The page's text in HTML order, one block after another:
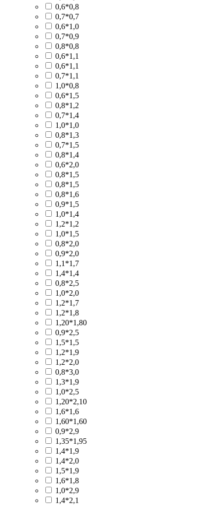
0,6*0,8
0,7*0,7
0,6*1,0
0,7*0,9
0,8*0,8
0,6*1,1
0,6*1,1
0,7*1,1
1,0*0,8
0,6*1,5
0,8*1,2
0,7*1,4
1,0*1,0
0,8*1,3
0,7*1,5
0,8*1,4
0,6*2,0
0,8*1,5
0,8*1,5
0,8*1,6
0,9*1,5
1,0*1,4
1,2*1,2
1,0*1,5
0,8*2,0
0,9*2,0
1,1*1,7
1,4*1,4
0,8*2,5
1,0*2,0
1,2*1,7
1,2*1,8
1,20*1,80
0,9*2,5
1,5*1,5
1,2*1,9
1,2*2,0
0,8*3,0
1,3*1,9
1,0*2,5
1,20*2,10
1,6*1,6
1,60*1,60
0,9*2,9
1,35*1,95
1,4*1,9
1,4*2,0
1,5*1,9
1,6*1,8
1,0*2,9
1,4*2,1